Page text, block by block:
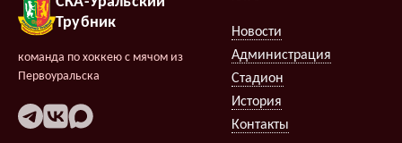
Трубник
команда по хоккею с мячом из
Первоуральска
Новости
Администрация
Стадион
История
Контакты